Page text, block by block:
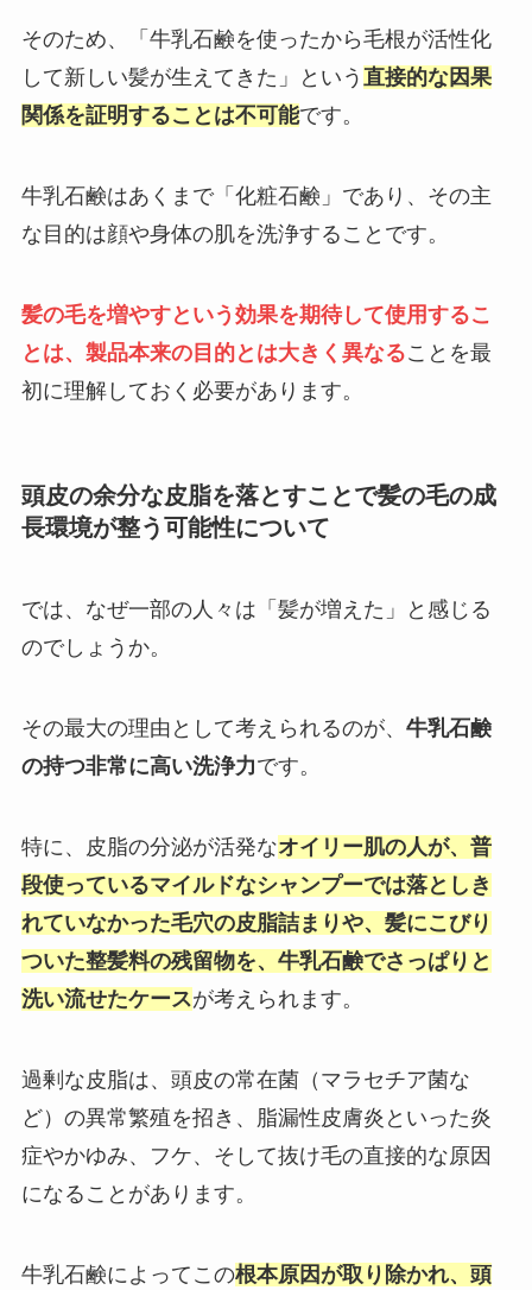
そのため、「牛乳石鹸を使ったから毛根が活性化
して新しい髪が生えてきた」という 直接的な因果
関係を証明することは不可能です。
牛乳石鹸はあくまで「化粧石鹸」であり、その主
な目的は顔や身体の肌を洗浄することです。
髪の毛を増やすという効果を期待して使用するこ
とは、製品本来の目的とは大きく異なることを最
初に理解しておく必要があります。
頭皮の余分な皮脂を落とすことで髪の毛の成
長環境が整う可能性について
では、なぜ一部の人々は「髪が増えた」と感じる
のでしょうか。
その最大の理由として考えられるのが、 牛乳石鹸
の持つ非常に高い洗浄力です。
特に、皮脂の分泌が活発なオイリー肌の人が、普
段使っているマイルドなシャンプーでは落としき
れていなかった毛穴の皮脂詰まりや、髪にこびり
ついた整髪料の残留物を、牛乳石鹸でさっぱりと
洗い流せたケースが考えられます。
過剰な皮脂は、頭皮の常在菌（マラセチア菌な
ど）の異常繁殖を招き、脂漏性皮膚炎といった炎
症やかゆみ、フケ、そして抜け毛の直接的な原因
になることがあります。
牛乳石鹸によってこの根本原因が取り除かれ、頭